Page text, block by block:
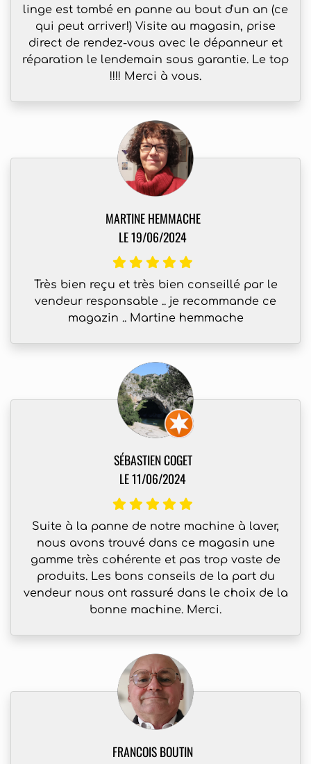
linge est tombé en panne au bout d'un an (ce
qui peut arriver!) Visite au magasin, prise
direct de rendez-vous avec le dépanneur et
réparation le lendemain sous garantie. Le top
!!!! Merci à vous.
MARTINE HEMMACHE
LE 19/06/2024
Très bien reçu et très bien conseillé par le
vendeur responsable .. je recommande ce
magazin .. Martine hemmache
SÉBASTIEN COGET
LE 11/06/2024
Suite à la panne de notre machine à laver,
nous avons trouvé dans ce magasin une
gamme très cohérente et pas trop vaste de
produits. Les bons conseils de la part du
vendeur nous ont rassuré dans le choix de la
bonne machine. Merci.
FRANCOIS BOUTIN